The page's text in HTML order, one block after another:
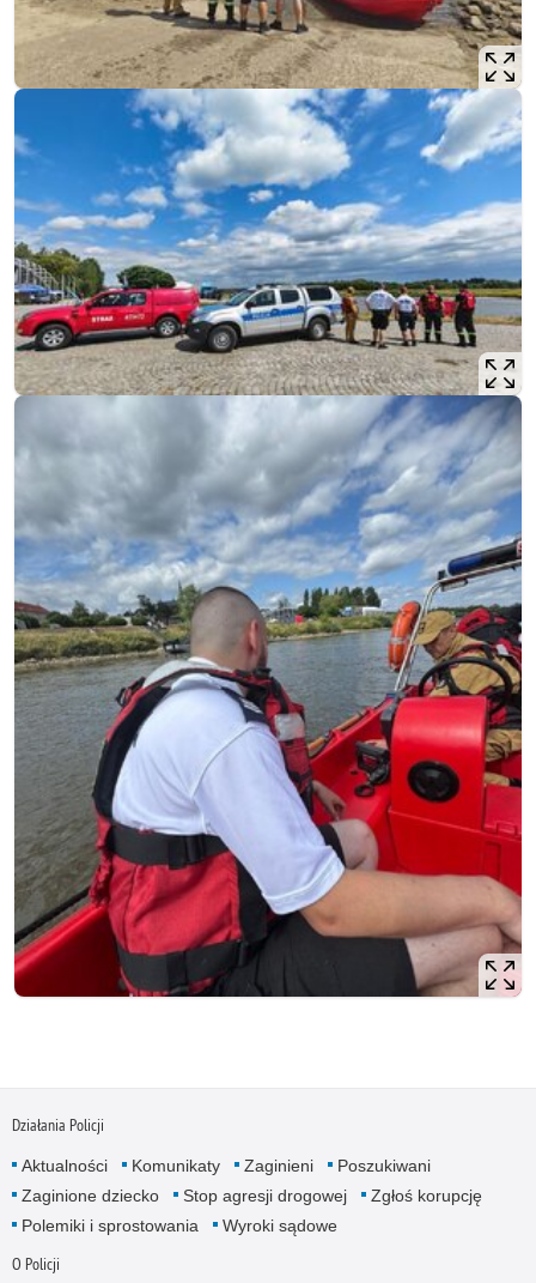
Działania Policji
Aktualności Komunikaty Zaginieni
Poszukiwani
Zaginione dziecko
Stop agresji drogowej
Zgłoś korupcję
Polemiki i sprostowania
Wyroki sądowe
O Policji